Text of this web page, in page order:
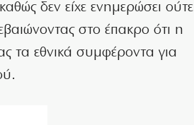
δεν είχε ενημερώσει ούτε
στο έπακρο ότι η
τα εθνικά συμφέροντα για